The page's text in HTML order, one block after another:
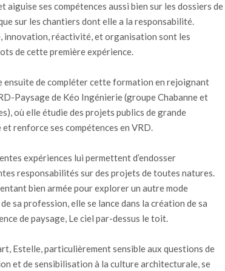
aiguise ses compétences aussi bien sur les dossiers de
sur les chantiers dont elle a la responsabilité.
innovation, réactivité, et organisation sont les
de cette première expérience.
ensuite de compléter cette formation en rejoignant
Paysage de Kéo Ingénierie (groupe Chabanne et
où elle étudie des projets publics de grande
renforce ses compétences en VRD.
expériences lui permettent d’endosser
responsabilités sur des projets de toutes natures.
bien armée pour explorer un autre mode
de sa profession, elle se lance dans la création de sa
de paysage, Le ciel par-dessus le toit.
Estelle, particulièrement sensible aux questions de
et de sensibilisation à la culture architecturale, se